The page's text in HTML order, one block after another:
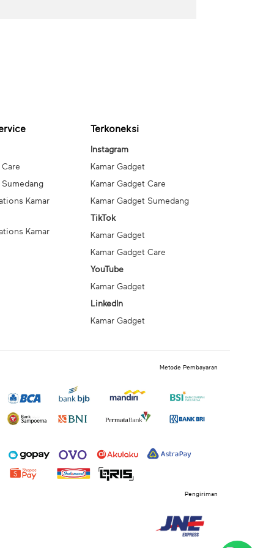
Sumedang
Kamar
Kamar
Terkoneksi
Instagram
Kamar Gadget
Kamar Gadget Care
Kamar Gadget Sumedang
TikTok
Kamar Gadget
Kamar Gadget Care
YouTube
Kamar Gadget
LinkedIn
Kamar Gadget
Metode Pembayaran
Pengiriman